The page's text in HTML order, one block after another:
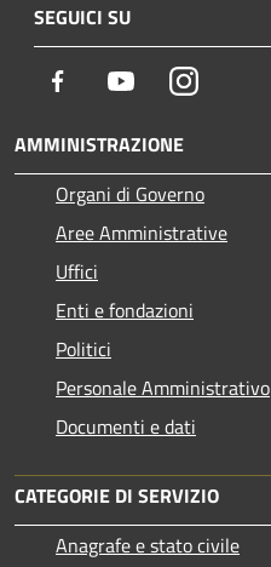
SEGUICI SU
Facebook YoutubeInstagram
AMMINISTRAZIONE
Organi di Governo
Aree Amministrative
Uffici
Enti e fondazioni
Politici
Personale Amministrativo
Documenti e dati
CATEGORIE DI SERVIZIO
Anagrafe e stato civile